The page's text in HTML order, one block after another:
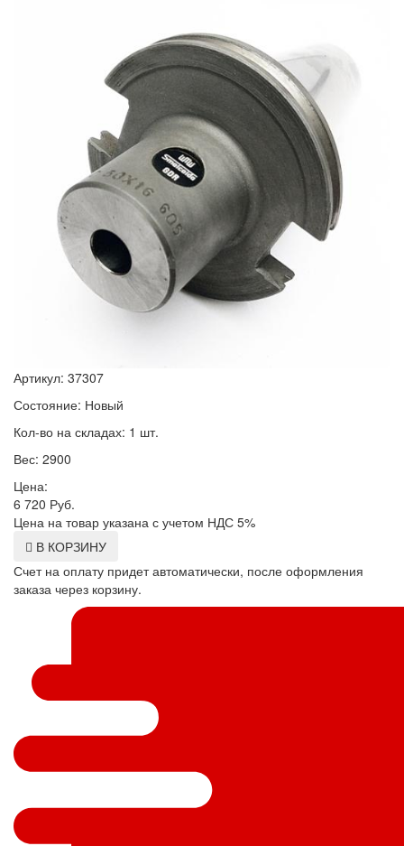
Артикул: 37307
Состояние: Новый
Кол-во на складах: 1 шт.
Вес: 2900
Цена:
6 720 Руб.
Цена на товар указана с учетом НДС 5%
В КОРЗИНУ
Счет на оплату придет автоматически, после оформления
заказа через корзину.